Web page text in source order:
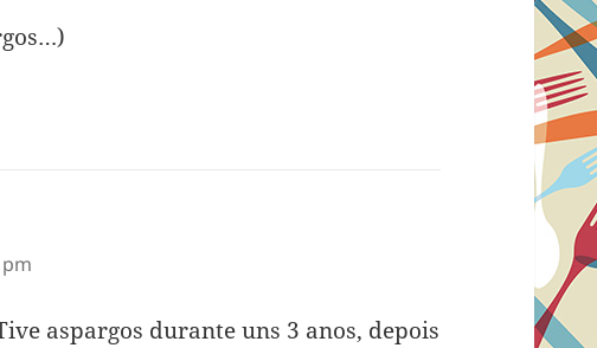
aspargos durante uns 3 anos, depois